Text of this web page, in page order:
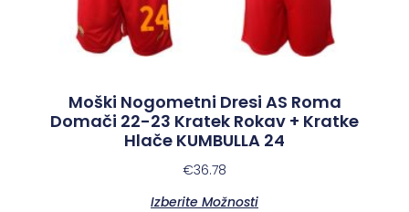
Moški Nogometni Dresi AS Roma
Domači 22-23 Kratek Rokav + Kratke
Hlače KUMBULLA 24
€36.78
Izberite Možnosti